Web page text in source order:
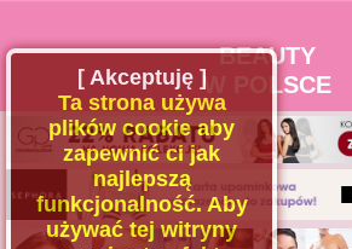
BEAUTY
W POLSCE
[ Akceptuję ]
Ta strona używa
plików cookie aby
zapewnić ci jak
najlepszą
funkcjonalność. Aby
używać tej witryny